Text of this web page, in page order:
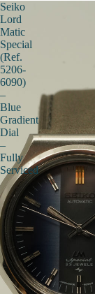
Seiko
Lord
Matic
Special
(Ref.
5206-
6090)
–
Blue
Gradient
Dial
–
Fully
Serviced